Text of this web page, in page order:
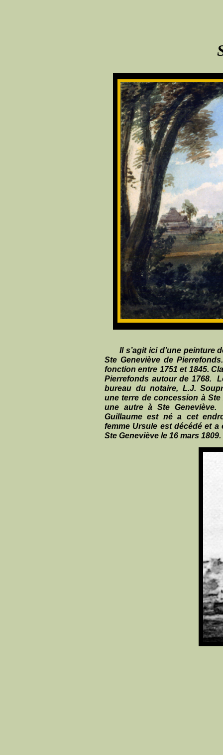
Il s’agit ici d’une peinture
Ste Geneviève de
fonction entre 1751 et 1845.
Pierrefonds autour de 1768.
bureau du notaire, L.J.
une terre de concession à
une autre à Ste
Guillaume est né a cet
femme Ursule est décédé et a
Ste Geneviève le 16 mars 1809.